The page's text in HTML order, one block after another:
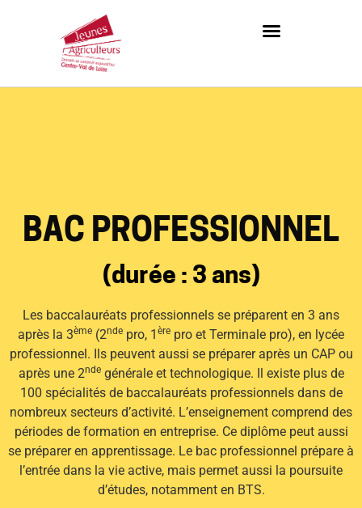
BAC PROFESSIONNEL
(durée : 3 ans)
Les baccalauréats professionnels se préparent en 3 ans
après la 3ème (2nde pro, 1 ère pro et Terminale pro), en lycée
professionnel. Ils peuvent aussi se préparer après un CAP ou
après une 2ndegénérale et technologique. Il existe plus de
100 spécialités de baccalauréats professionnels dans de
nombreux secteurs d’activité. L’enseignement comprend des
périodes de formation en entreprise. Ce diplôme peut aussi
se préparer en apprentissage. Le bac professionnel prépare à
l’entrée dans la vie active, mais permet aussi la poursuite
d’études, notamment en BTS.